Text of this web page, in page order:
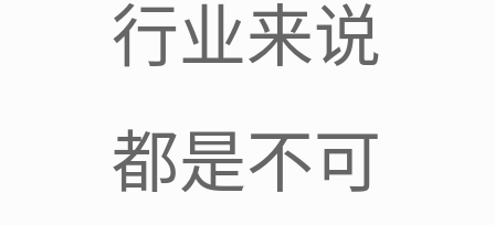
行业来说
都是不可